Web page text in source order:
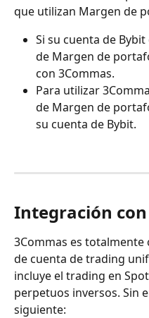
que utilizan Margen de
Si su cuenta de
de Margen de
con 3Commas.
Para utilizar
de Margen de
su cuenta de Bybit.
Integración
3Commas es
de cuenta de trading
incluye el trading en
perpetuos inversos. Sin
siguiente: